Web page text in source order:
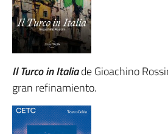
Il Turco in Italiade Gioachino
gran refinamiento.